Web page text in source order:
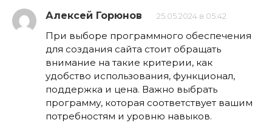
Алексей Горюнов 25.05.2024 в 05:42
При выборе программного обеспечения
для создания сайта стоит обращать
внимание на такие критерии, как
удобство использования, функционал,
поддержка и цена. Важно выбрать
программу, которая соответствует вашим
потребностям и уровню навыков.